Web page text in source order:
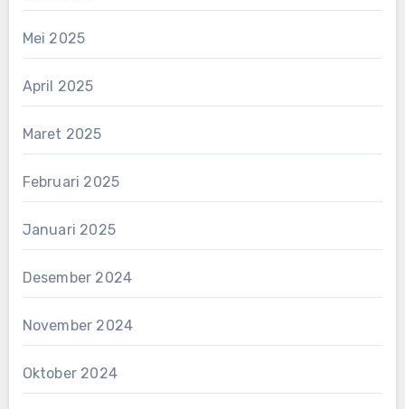
Mei 2025
April 2025
Maret 2025
Februari 2025
Januari 2025
Desember 2024
November 2024
Oktober 2024